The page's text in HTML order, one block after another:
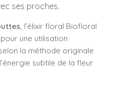
ses proches.
, l’élixir floral Biofloral
une utilisation
la méthode originale
subtile de la fleur